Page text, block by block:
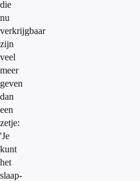
die
nu
verkrijgbaar
zijn
veel
meer
geven
dan
een
zetje:
'Je
kunt
het
slaap-